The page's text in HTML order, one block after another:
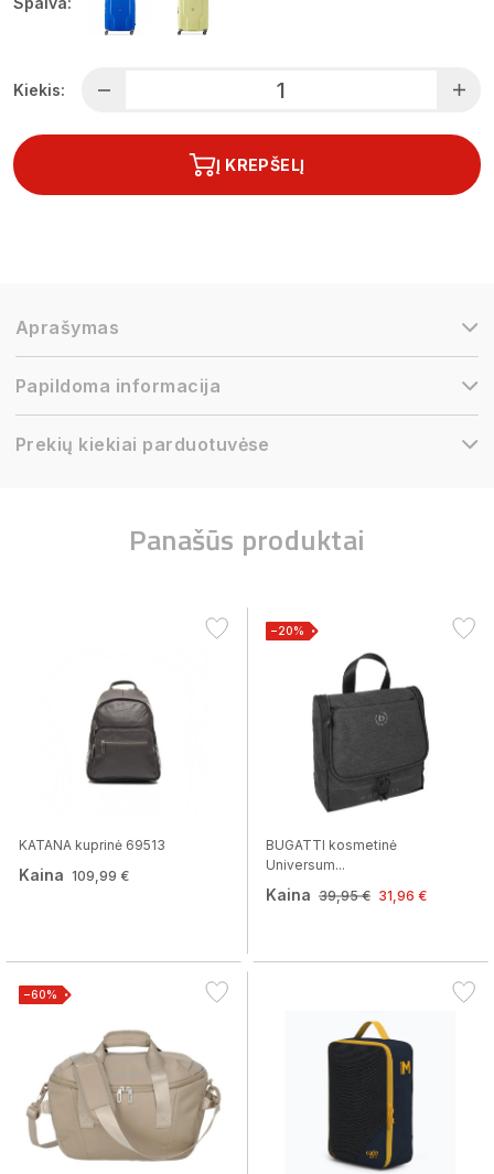
Kiekis:
Į KREPŠELĮ
Aprašymas
Papildoma informacija
Prekių kiekiai parduotuvėse
Panašūs produktai
KATANA kuprinė 69513
Kaina 109,99 €
−20%
BUGATTI kosmetinė
Universum...
Kaina 39,95 € 31,96 €
−60%